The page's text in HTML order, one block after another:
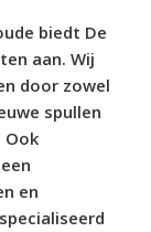
biedt De
aan. Wij
door zowel
spullen
Ook
en